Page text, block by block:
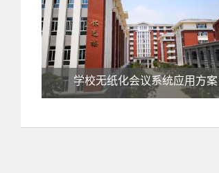
学校无纸化会议系统应用方案